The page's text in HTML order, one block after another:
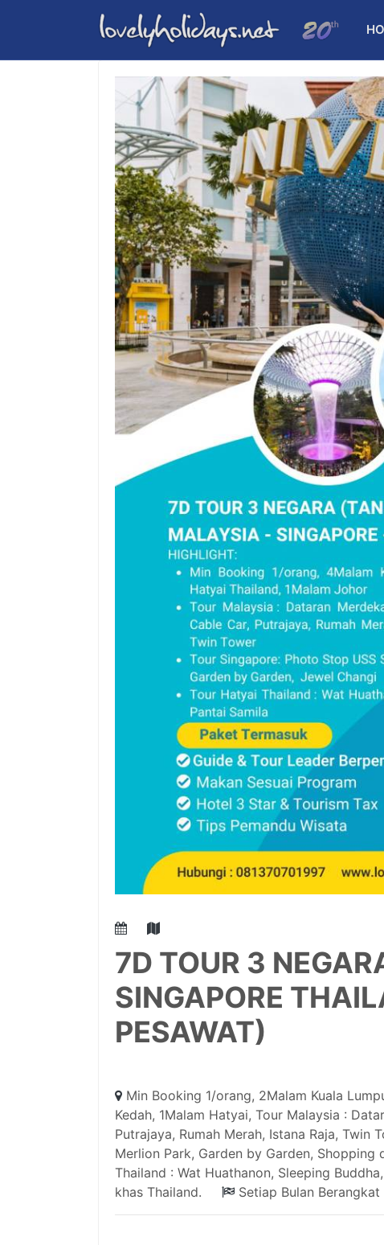
7D TOUR 3
SINGAPORE
PESAWAT)
Min Booking 1/orang, 2Malam Kuala
Kedah, 1Malam Hatyai, Tour Malaysia :
Putrajaya, Rumah Merah, Istana Raja,
Merlion Park, Garden by Garden,
Thailand : Wat Huathanon, Sleeping
khas Thailand.
Setiap Bulan